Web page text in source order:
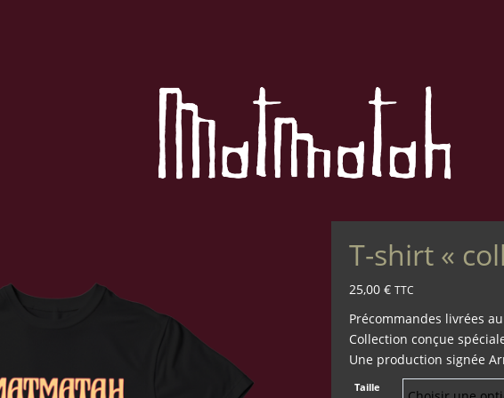
T-shirt «
25,00 € TTC
Précommandes livrées
Collection conçue
Une production signée
Taille